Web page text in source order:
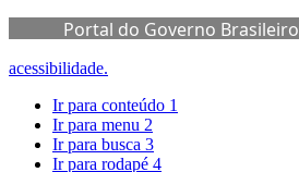
Portal do Governo Brasileiro
acessibilidade.
Ir para conteúdo 1
Ir para menu 2
Ir para busca 3
Ir para rodapé 4